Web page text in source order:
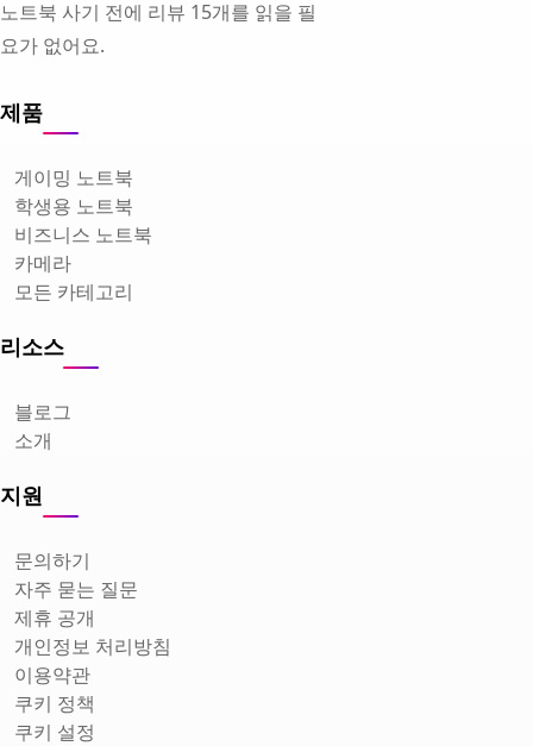
노트북 사기 전에 리뷰 15개를 읽을 필
요가 없어요.
제품
게이밍 노트북
학생용 노트북
비즈니스 노트북
카메라
모든 카테고리
리소스
블로그
소개
지원
문의하기
자주 묻는 질문
제휴 공개
개인정보 처리방침
이용약관
쿠키 정책
쿠키 설정